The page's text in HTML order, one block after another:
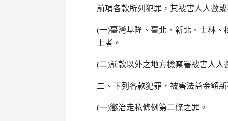
前項各款所列犯罪，其被害人人數
(一)臺灣基隆、臺北、新北、士林
上者。
(二)前款以外之地方檢察署被害人
二、下列各款犯罪，被害法益金額
(一)懲治走私條例第二條之罪。